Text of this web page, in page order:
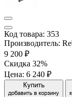
Код товара: 353
Производитель:
9 200 ₽
Скидка 32%
Цена: 6 240 ₽
Купить
добавить в корзину